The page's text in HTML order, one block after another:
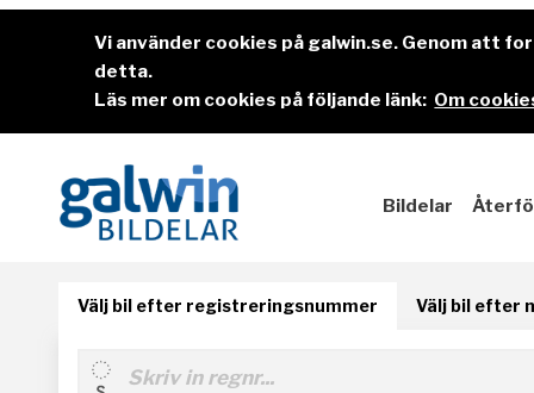
Vi använder cookies på galwin.se. Genom att
detta.
Läs mer om cookies på följande länk: Om
Bildelar
Välj bil efter registreringsnummer Välj bil efter